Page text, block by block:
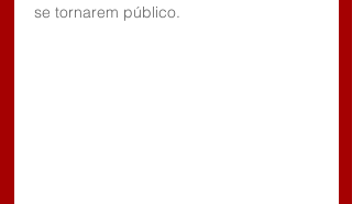
se tornarem público.